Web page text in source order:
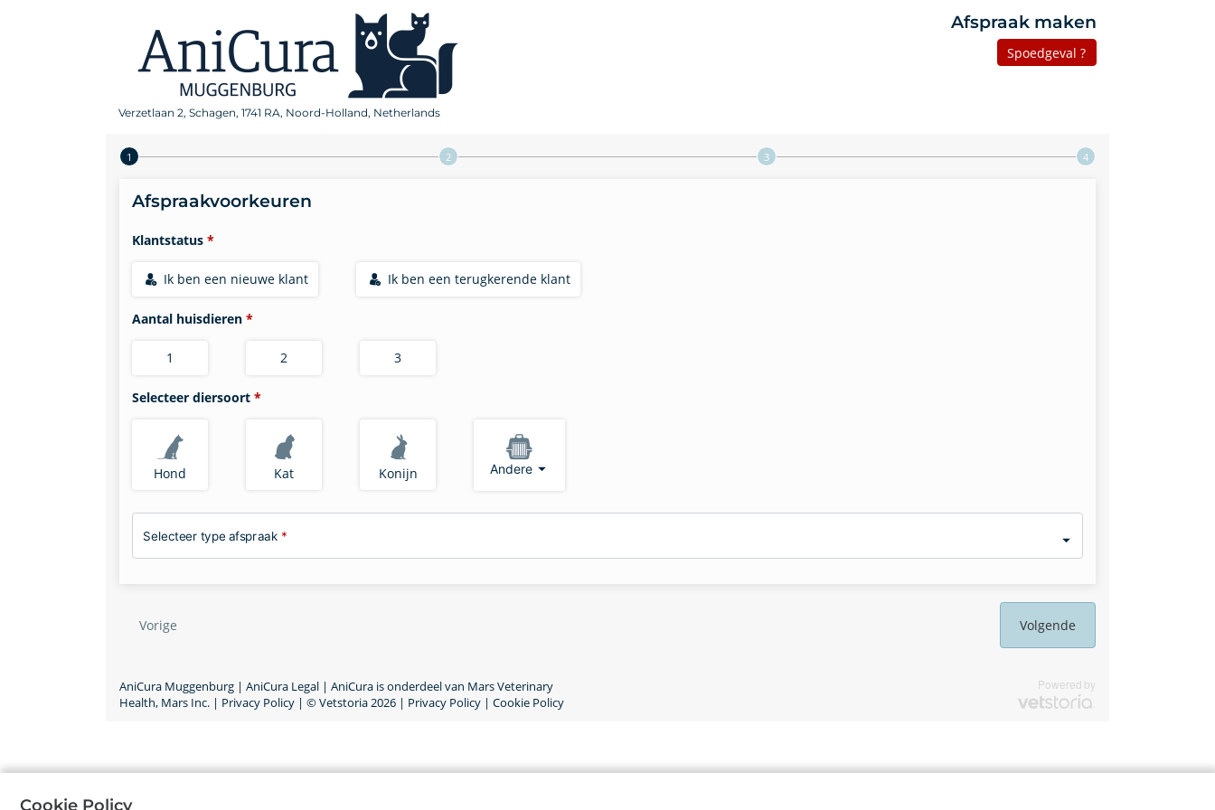
Verzetlaan 2, Schagen, 1741 RA, Noord-Holland, Netherlands
Afspraak maken
Spoedgeval ?
Step 1 of 4
Afspraakvoorkeuren
Klantstatus
Ik ben een nieuwe klant Ik ben een terugkerende klant
Aantal huisdieren
1 2 3
Selecteer diersoort
Hond Kat Konijn Andere
Selecteer type afspraak *
Vorige Volgende
AniCura Muggenburg | AniCura Legal | AniCura is onderdeel van Mars Veterinary
Health, Mars Inc. | Privacy Policy | ©Vetstoria2026 | Privacy Policy | Cookie Policy
Cookie Policy